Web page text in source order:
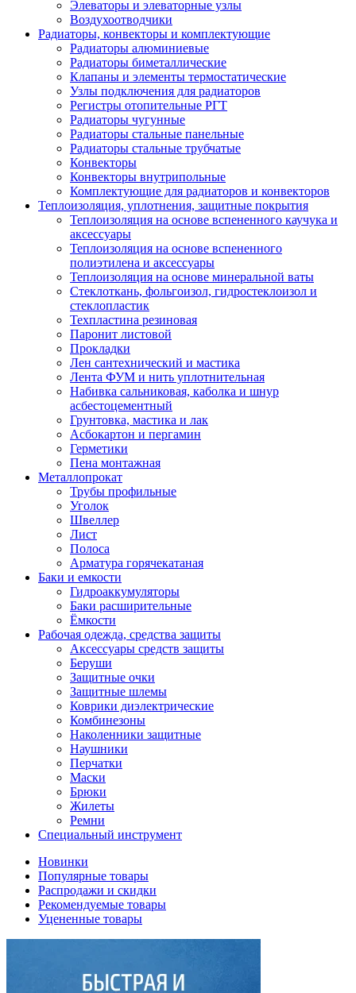
Элеваторы и элеваторные узлы
Воздухоотводчики
Радиаторы, конвекторы и комплектующие
Радиаторы алюминиевые
Радиаторы биметаллические
Клапаны и элементы термостатические
Узлы подключения для радиаторов
Регистры отопительные РГТ
Радиаторы чугунные
Радиаторы стальные панельные
Радиаторы стальные трубчатые
Конвекторы
Конвекторы внутрипольные
Комплектующие для радиаторов и конвекторов
Теплоизоляция, уплотнения, защитные покрытия
Теплоизоляция на основе вспененного каучука и
аксессуары
Теплоизоляция на основе вспененного
полиэтилена и аксессуары
Теплоизоляция на основе минеральной ваты
Стеклоткань, фольгоизол, гидростеклоизол и
стеклопластик
Техпластина резиновая
Паронит листовой
Прокладки
Лен сантехнический и мастика
Лента ФУМ и нить уплотнительная
Набивка сальниковая, каболка и шнур
асбестоцементный
Грунтовка, мастика и лак
Асбокартон и пергамин
Герметики
Пена монтажная
Металлопрокат
Трубы профильные
Уголок
Швеллер
Лист
Полоса
Арматура горячекатаная
Баки и емкости
Гидроаккумуляторы
Баки расширительные
Ёмкости
Рабочая одежда, средства защиты
Аксессуары средств защиты
Беруши
Защитные очки
Защитные шлемы
Коврики диэлектрические
Комбинезоны
Наколенники защитные
Наушники
Перчатки
Маски
Брюки
Жилеты
Ремни
Специальный инструмент
Новинки
Популярные товары
Распродажи и скидки
Рекомендуемые товары
Уцененные товары